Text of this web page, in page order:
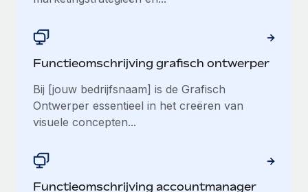
Functieomschrijving grafisch ontwerper
Bij [jouw bedrijfsnaam] is de Grafisch
Ontwerper essentieel in het creëren van
visuele concepten...
Functieomschrijving accountmanager